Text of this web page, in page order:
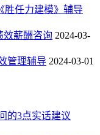
胜任力建模》辅导
效薪酬咨询 2024-03-
管理辅导 2024-03-01
的3点实话建议